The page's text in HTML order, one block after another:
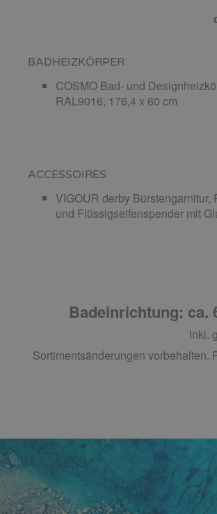
BADHEIZKÖRPER
COSMO Bad- und
RAL9016, 176,4 x 60 cm
ACCESSOIRES
VIGOUR derby Bürstengarnitur,
und Flüssigseifenspender mit
Badeinrichtung: ca.
inkl.
Sortimentsänderungen vorbehalten.